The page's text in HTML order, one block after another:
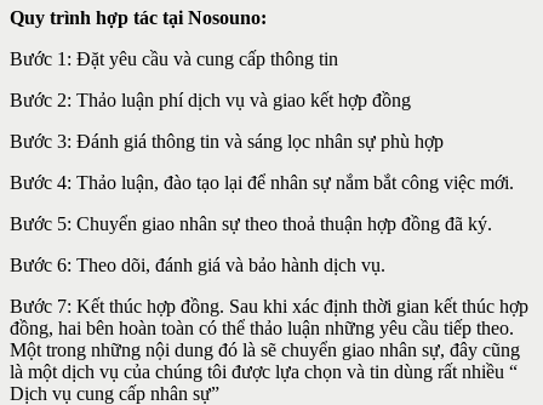
Quy trình hợp tác tại Nosouno:
Bước 1: Đặt yêu cầu và cung cấp thông tin
Bước 2: Thảo luận phí dịch vụ và giao kết hợp đồng
Bước 3: Đánh giá thông tin và sáng lọc nhân sự phù hợp
Bước 4: Thảo luận, đào tạo lại để nhân sự nắm bắt công việc mới.
Bước 5: Chuyển giao nhân sự theo thoả thuận hợp đồng đã ký.
Bước 6: Theo dõi, đánh giá và bảo hành dịch vụ.
Bước 7: Kết thúc hợp đồng. Sau khi xác định thời gian kết thúc hợp
đồng, hai bên hoàn toàn có thể thảo luận những yêu cầu tiếp theo.
Một trong những nội dung đó là sẽ chuyển giao nhân sự, đây cũng
là một dịch vụ của chúng tôi được lựa chọn và tin dùng rất nhiều “
Dịch vụ cung cấp nhân sự”